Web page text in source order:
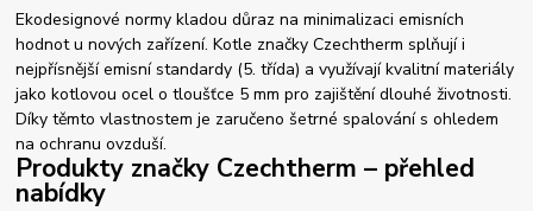
Ekodesignové normy kladou důraz na minimalizaci emisních
hodnot u nových zařízení. Kotle značky Czechtherm splňují i
nejpřísnější emisní standardy (5. třída) a využívají kvalitní materiály
jako kotlovou ocel o tloušťce 5 mm pro zajištění dlouhé životnosti.
Díky těmto vlastnostem je zaručeno šetrné spalování s ohledem
na ochranu ovzduší.
Produkty značky Czechtherm – přehled
nabídky